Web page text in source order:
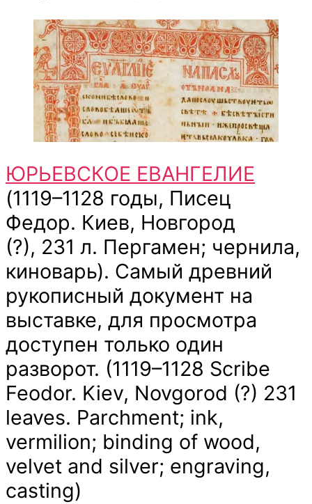
ЮРЬЕВСКОЕ ЕВАНГЕЛИЕ
(1119–1128 годы, Писец
Федор. Киев, Новгород
(?), 231 л. Пергамен; чернила,
киноварь). Самый древний
рукописный документ на
выставке, для просмотра
доступен только один
разворот. (1119–1128 Scribe
Feodor. Kiev, Novgorod (?) 231
leaves. Parchment; ink,
vermilion; binding of wood,
velvet and silver; engraving,
casting)